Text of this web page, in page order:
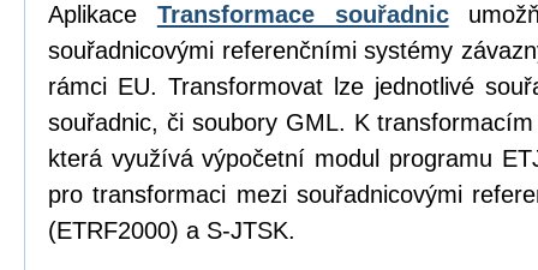
Aplikace Transformace souřadnic
souřadnicovými referenčními systémy
rámci EU. Transformovat lze jednotlivé
souřadnic, či soubory GML. K
která využívá výpočetní modul programu
pro transformaci mezi souřadnicovými
(ETRF2000) a S-JTSK.